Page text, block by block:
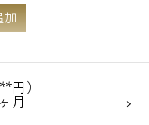
加
円）
月